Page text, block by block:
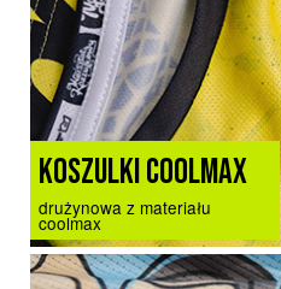
KOSZULKI COOLMAX
drużynowa z materiału
coolmax